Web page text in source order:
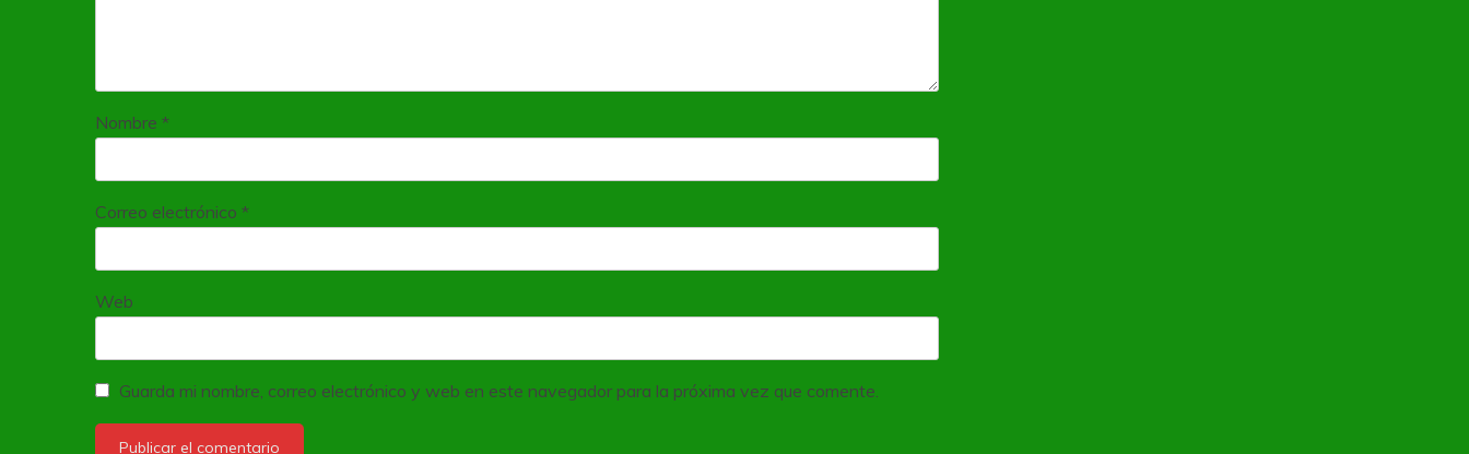
Nombre *
Correo electrónico *
Web
Guarda mi nombre, correo electrónico y web en este navegador para la próxima vez que comente.